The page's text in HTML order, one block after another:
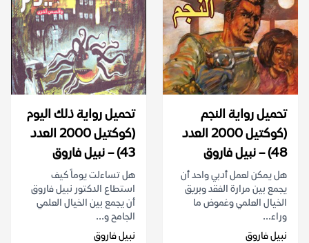
تحميل رواية النجم
(كوكتيل 2000 العدد
48) – نبيل فاروق
هل يمكن لعمل أدبي واحد أن
يجمع بين مرارة الفقد وبريق
الخيال العلمي وغموض ما
وراء...
نبيل فاروق
تحميل رواية ذلك اليوم
(كوكتيل 2000 العدد
43) – نبيل فاروق
هل تساءلت يوماً كيف
استطاع الدكتور نبيل فاروق
أن يجمع بين الخيال العلمي
الجامح و...
نبيل فاروق